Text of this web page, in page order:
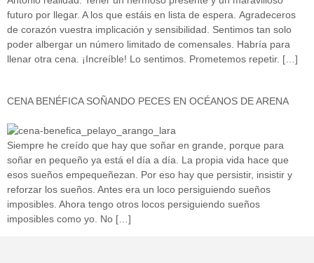
futuro por llegar. A los que estáis en lista de espera. Agradeceros
de corazón vuestra implicación y sensibilidad. Sentimos tan solo
poder albergar un número limitado de comensales. Habría para
llenar otra cena. ¡Increíble! Lo sentimos. Prometemos repetir. […]
CENA BENÉFICA SOÑANDO PECES EN OCÉANOS DE ARENA
Siempre he creído que hay que soñar en grande, porque para
soñar en pequeño ya está el día a día. La propia vida hace que
esos sueños empequeñezan. Por eso hay que persistir, insistir y
reforzar los sueños. Antes era un loco persiguiendo sueños
imposibles. Ahora tengo otros locos persiguiendo sueños
imposibles como yo. No […]